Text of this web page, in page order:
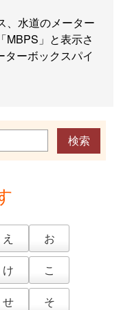
、水道のメーター
MBPS」と表示さ
ーボックスパイ
え
お
け
こ
せ
そ